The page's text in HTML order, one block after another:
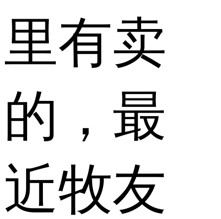
里有卖
的，最
近牧友